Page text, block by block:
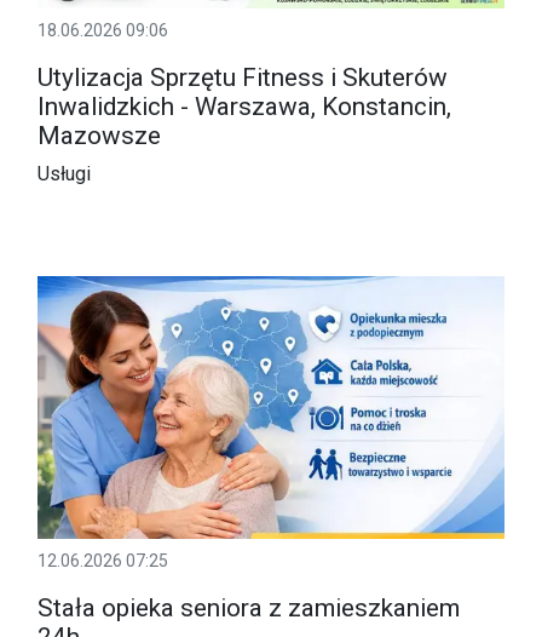
18.06.2026 09:06
Utylizacja Sprzętu Fitness i Skuterów
Inwalidzkich - Warszawa, Konstancin,
Mazowsze
Usługi
12.06.2026 07:25
Stała opieka seniora z zamieszkaniem